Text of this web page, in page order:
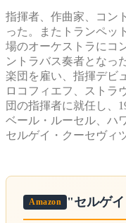
指揮者、作曲家、コン
った。またトランペッ
場のオーケストラにコ
ントラバス奏者となっ
楽団を雇い、指揮デビ
ロコフィエフ、ストラ
団の指揮者に就任し、
ベール・ルーセル、ハ
セルゲイ・クーセヴィ
Amazon "セルゲ